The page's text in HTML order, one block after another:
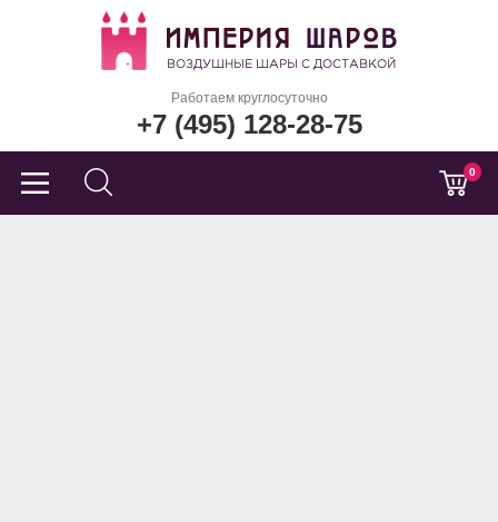
Работаем круглосуточно
+7 (495) 128-28-75
0